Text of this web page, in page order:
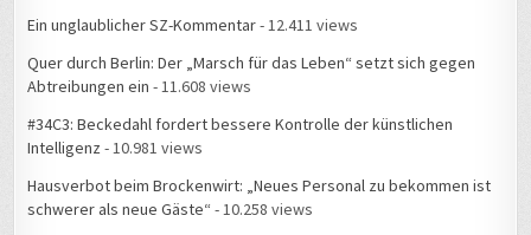
Ein unglaublicher SZ-Kommentar- 12.411 views
Quer durch Berlin: Der „Marsch für das Leben“ setzt sich gegen
Abtreibungen ein - 11.608 views
#34C3: Beckedahl fordert bessere Kontrolle der künstlichen
Intelligenz - 10.981 views
Hausverbot beim Brockenwirt: „Neues Personal zu bekommen ist
schwerer als neue Gäste“ - 10.258 views